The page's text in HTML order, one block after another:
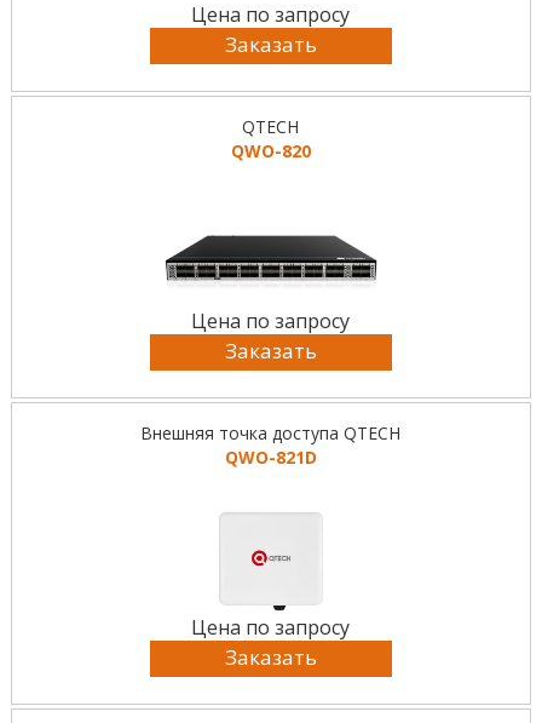
Цена по запросу
Заказать
QTECH
QWO-820
Цена по запросу
Заказать
Внешняя точка доступа QTECH
QWO-821D
Цена по запросу
Заказать